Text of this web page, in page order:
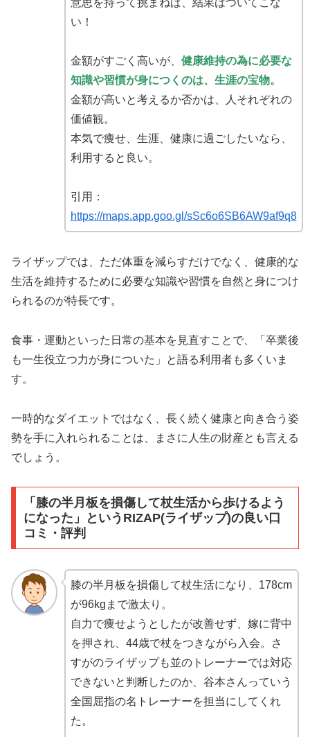
意思を持って挑まねば、結果はついてこな
い！
金額がすごく高いが、 健康維持の為に必要な
知識や習慣が身につくのは、生涯の宝物。
金額が高いと考えるか否かは、人それぞれの
価値観。
本気で痩せ、生涯、健康に過ごしたいなら、
利用すると良い。
引用：
https://maps.app.goo.gl/sSc6o6SB6AW9af9q8
ライザップでは、ただ体重を減らすだけでなく、健康的な
生活を維持するために必要な知識や習慣を自然と身につけ
られるのが特長です。
食事・運動といった日常の基本を見直すことで、「卒業後
も一生役立つ力が身についた」と語る利用者も多くいま
す。
一時的なダイエットではなく、長く続く健康と向き合う姿
勢を手に入れられることは、まさに人生の財産とも言える
でしょう。
「膝の半月板を損傷して杖生活から歩けるよう
になった」というRIZAP(ライザップ)の良い口
コミ・評判
膝の半月板を損傷して杖生活になり、178cm
が96kgまで激太り。
自力で痩せようとしたが改善せず、嫁に背中
を押され、44歳で杖をつきながら入会。さ
すがのライザップも並のトレーナーでは対応
できないと判断したのか、谷本さんっていう
全国屈指の名トレーナーを担当にしてくれ
た。